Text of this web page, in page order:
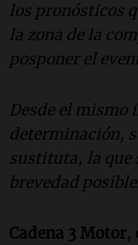
los pronósticos
la zona de la
posponer el
Desde el mismo
determinación,
sustituta, la que
brevedad
Cadena 3 Motor,